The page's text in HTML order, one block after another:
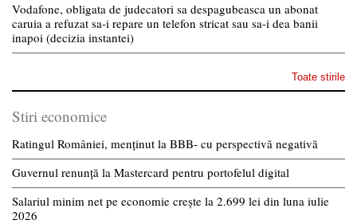
Vodafone, obligata de judecatori sa despagubeasca un abonat
caruia a refuzat sa-i repare un telefon stricat sau sa-i dea banii
inapoi (decizia instantei)
Toate stirile
Stiri economice
Ratingul României, menținut la BBB- cu perspectivă negativă
Guvernul renunță la Mastercard pentru portofelul digital
Salariul minim net pe economie crește la 2.699 lei din luna iulie
2026